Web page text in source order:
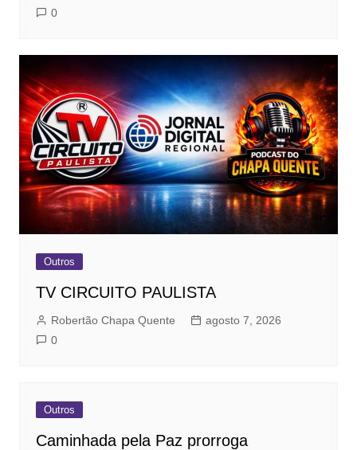
0
Outros
TV CIRCUITO PAULISTA
Robertão Chapa Quente
agosto 7, 2026
0
Outros
Caminhada pela Paz prorroga